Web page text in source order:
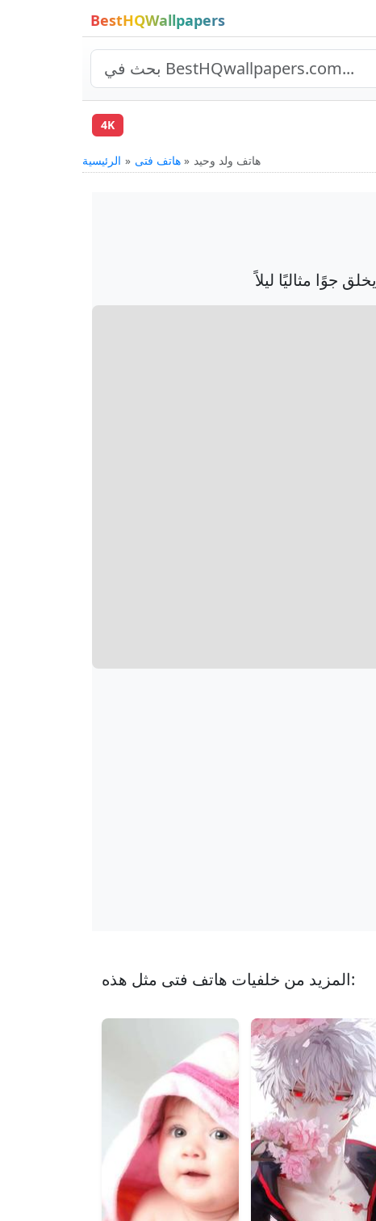
BestHQWallpapers
4K
الرئيسية هاتف فتى هاتف ولد وحيد
المزيد من خلفيات هاتف فتى مثل هذه: